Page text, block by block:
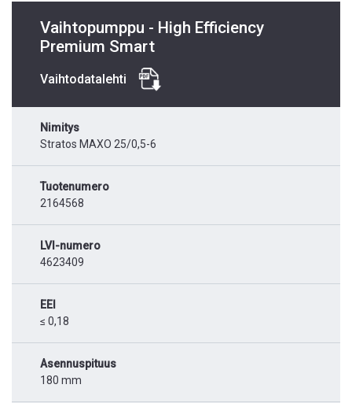
Vaihtopumppu - High Efficiency
Premium Smart
Vaihtodatalehti
Nimitys
Stratos MAXO 25/0,5-6
Tuotenumero
2164568
LVI-numero
4623409
EEI
≤ 0,18
Asennuspituus
180 mm